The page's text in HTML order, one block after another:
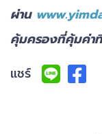
ผ่าน
คุ้มครองที่คุ้มค่า
แชร์